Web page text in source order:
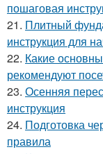
пошаговая
21. Плитный
инструкция для
22. Какие
рекомендуют
23. Осенняя
инструкция
24. Подготовка
правила